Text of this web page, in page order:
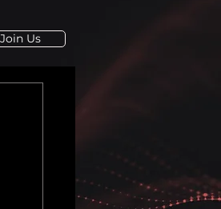
Join Us